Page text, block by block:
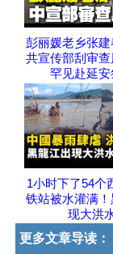
彭丽媛老乡张
共宣传部刮审
罕见赴延安
1小时下了54个
铁站被水灌满
现大洪
更多文章导读：